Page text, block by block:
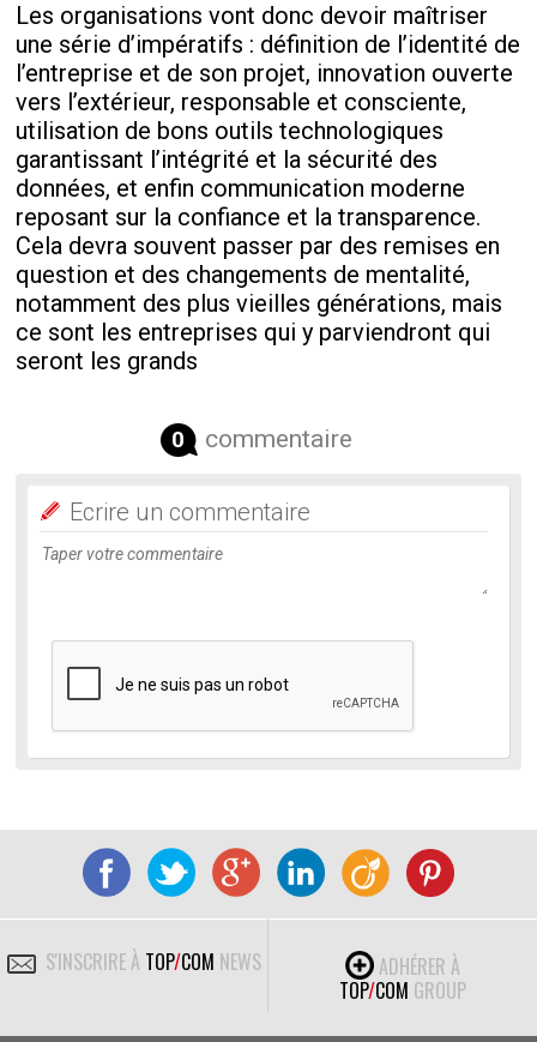
Les organisations vont donc devoir maîtriser
une série d’impératifs : définition de l’identité de
l’entreprise et de son projet, innovation ouverte
vers l’extérieur, responsable et consciente,
utilisation de bons outils technologiques
garantissant l’intégrité et la sécurité des
données, et enfin communication moderne
reposant sur la confiance et la transparence.
Cela devra souvent passer par des remises en
question et des changements de mentalité,
notamment des plus vieilles générations, mais
ce sont les entreprises qui y parviendront qui
seront les grands
0 commentaire
Ecrire un commentaire
S'INSCRIRE À TOP/COM NEWS
ADHÉRER À
TOP/COM GROUP